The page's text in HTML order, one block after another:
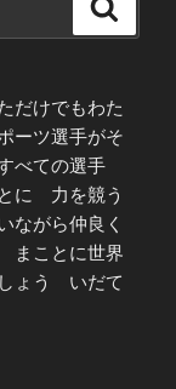
だけでもわた
ーツ選手がそ
べての選手
に 力を競う
ながら仲良く
まことに世界
ょう いだて